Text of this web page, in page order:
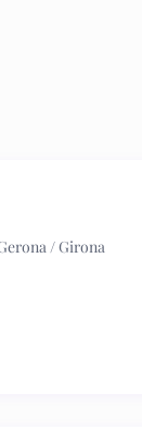
/ Girona